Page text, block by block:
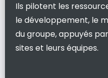
Ils pilotent les
le développement, le
du groupe, appuyés
sites et leurs équipes.